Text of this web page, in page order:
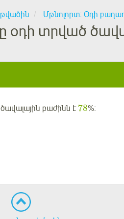
Մթնոլորտ: Օդի
օդի տրված
բաժինն է78%: